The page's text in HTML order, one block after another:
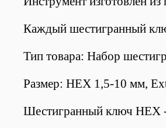
Каждый шестигранный
Тип товара: Набор
Размер: HEX 1,5-10 мм,
Шестигранный ключ HEX